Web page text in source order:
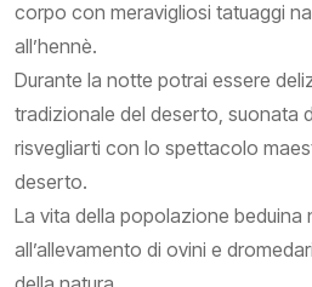
corpo con meravigliosi tatuaggi
all’hennè.
Durante la notte potrai essere
tradizionale del deserto, suonata
risvegliarti con lo spettacolo
deserto.
La vita della popolazione beduina
all’allevamento di ovini e